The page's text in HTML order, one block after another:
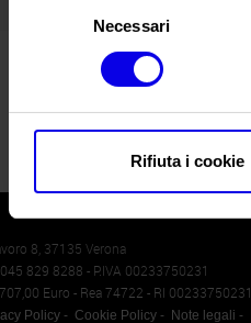
Necessari
Rifiuta i cookie
8, 37135 Verona
829 8288 - P.IVA 00233750231
Euro - Rea 74722 - RI 00233750231
Policy Cookie Policy Note legali